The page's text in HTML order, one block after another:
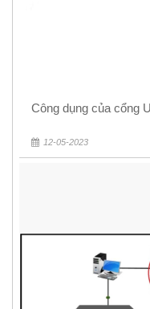
Công dụng của cổng
12-05-2023